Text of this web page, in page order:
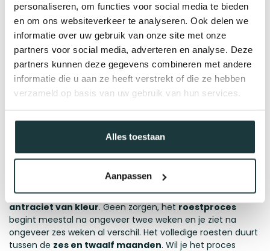
personaliseren, om functies voor social media te bieden
en om ons websiteverkeer te analyseren. Ook delen we
informatie over uw gebruik van onze site met onze
partners voor social media, adverteren en analyse. Deze
partners kunnen deze gegevens combineren met andere
informatie die u aan ze heeft verstrekt of die ze hebben
verzameld op basis van uw gebruik van hun services.
Alles toestaan
Aanpassen
wordenvolledig gelastwaardoor de plantenbak maar uit 1
onderdeel bestaat!
Afmetingen en materiaal
Deze metalen bloembak heeft een lengte van 60 cm, een
breedte van 60 cm en een hoogte van 60 cm. Wilt u graag
een ander formaat kijk dan bij onze andere producten of
bestel op maat!
Wilt u een grotere plantenbak van misschien wel 3 meter?
Neem dan contact op met onze specialisten en we kijken
Let op: Bij aankoop zijn de plantenbakken vaak nog
antraciet van kleur. Geen zorgen, het roestproces
begint meestal na ongeveer twee weken en je ziet na
ongeveer zes weken al verschil. Het volledige roesten duurt
tussen de zes en twaalf maanden. Wil je het proces